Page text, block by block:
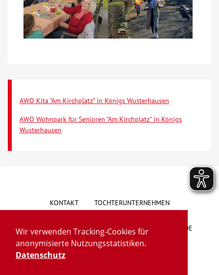
Wir verwenden Tracking-Cookies für
anonymisierte Nutzungsstatistiken.
Datenschutz
AWO Kita "Am Kirchplatz" in Königs Wusterhausen
AWO Wohnpark für Senioren "Am Kirchplatz" in Königs
Wusterhausen
KONTAKT TOCHTERUNTERNEHMEN
HINWEISGEBERSYSTEM VORSCHLAG/BESCHWERDE
LIEFERKETTENGESETZ